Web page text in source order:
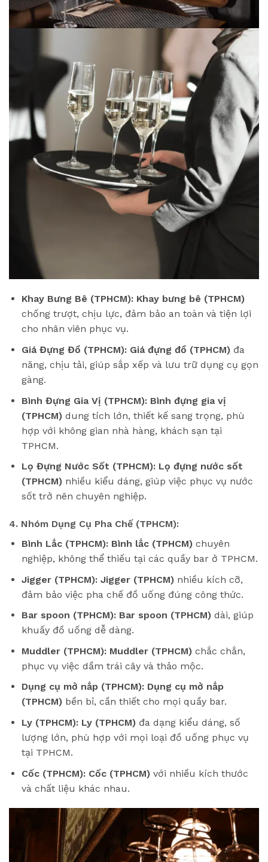
Khay Bưng Bê (TPHCM): Khay bưng bê (TPHCM)
chống trượt, chịu lực, đảm bảo an toàn và tiện lợi
cho nhân viên phục vụ.
Giá Đựng Đồ (TPHCM): Giá đựng đồ (TPHCM)đa
năng, chịu tải, giúp sắp xếp và lưu trữ dụng cụ gọn
gàng.
Bình Đựng Gia Vị (TPHCM): Bình đựng gia vị
(TPHCM)dung tích lớn, thiết kế sang trọng, phù
hợp với không gian nhà hàng, khách sạn tại
TPHCM.
Lọ Đựng Nước Sốt (TPHCM): Lọ đựng nước sốt
(TPHCM)nhiều kiểu dáng, giúp việc phục vụ nước
sốt trở nên chuyên nghiệp.
4. Nhóm Dụng Cụ Pha Chế (TPHCM):
Bình Lắc (TPHCM): Bình lắc (TPHCM)chuyên
nghiệp, không thể thiếu tại các quầy bar ở TPHCM.
Jigger (TPHCM): Jigger (TPHCM)nhiều kích cỡ,
đảm bảo việc pha chế đồ uống đúng công thức.
Bar spoon (TPHCM): Bar spoon (TPHCM)dài, giúp
khuấy đồ uống dễ dàng.
Muddler (TPHCM): Muddler (TPHCM)chắc chắn,
phục vụ việc dầm trái cây và thảo mộc.
Dụng cụ mở nắp (TPHCM): Dụng cụ mở nắp
(TPHCM)bền bỉ, cần thiết cho mọi quầy bar.
Ly (TPHCM): Ly (TPHCM)đa dạng kiểu dáng, số
lượng lớn, phù hợp với mọi loại đồ uống phục vụ
tại TPHCM.
Cốc (TPHCM): Cốc (TPHCM)với nhiều kích thước
và chất liệu khác nhau.